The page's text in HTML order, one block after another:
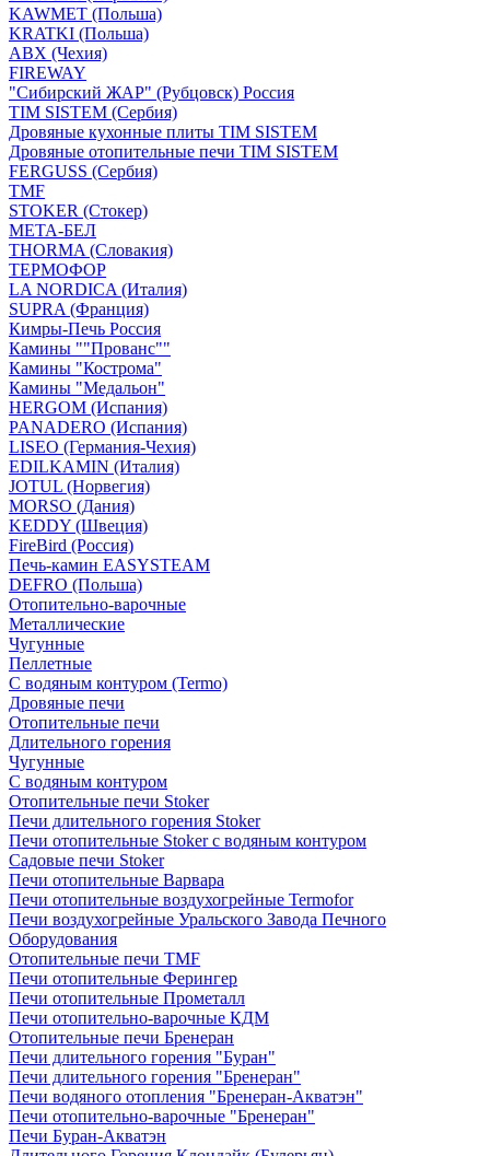
KAWMET (Польша)
KRATKI (Польша)
ABX (Чехия)
FIREWAY
"Сибирский ЖАР" (Рубцовск) Россия
TIM SISTEM (Сербия)
Дровяные кухонные плиты TIM SISTEM
Дровяные отопительные печи TIM SISTEM
FERGUSS (Сербия)
TMF
STOKER (Стокер)
МЕТА-БЕЛ
THORMA (Словакия)
ТЕРМОФОР
LA NORDICA (Италия)
SUPRA (Франция)
Кимры-Печь Россия
Камины ""Прованс""
Камины "Кострома"
Камины "Медальон"
HERGOM (Испания)
PANADERO (Испания)
LISEO (Германия-Чехия)
EDILKAMIN (Италия)
JOTUL (Норвегия)
MORSO (Дания)
KEDDY (Швеция)
FireBird (Россия)
Печь-камин EASYSTEAM
DEFRO (Польша)
Отопительно-варочные
Металлические
Чугунные
Пеллетные
С водяным контуром (Termo)
Дровяные печи
Отопительные печи
Длительного горения
Чугунные
C водяным контуром
Отопительные печи Stoker
Печи длительного горения Stoker
Печи отопительные Stoker с водяным контуром
Садовые печи Stoker
Печи отопительные Варвара
Печи отопительные воздухогрейные Termofor
Печи воздухогрейные Уральского Завода Печного
Оборудования
Отопительные печи TMF
Печи отопительные Ферингер
Печи отопительные Прометалл
Печи отопительно-варочные КДМ
Отопительные печи Бренеран
Печи длительного горения "Буран"
Печи длительного горения "Бренеран"
Печи водяного отопления "Бренеран-Акватэн"
Печи отопительно-варочные "Бренеран"
Печи Буран-Акватэн